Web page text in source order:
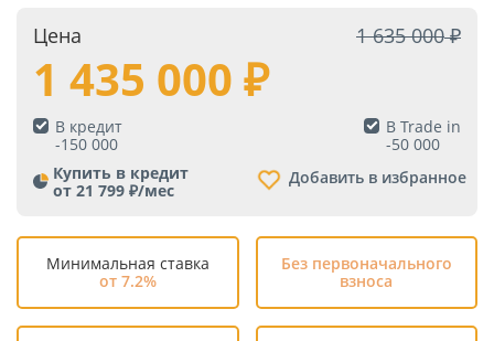
Цена 1 635 000
1 435 000
В кредит
-150 000
В Trade in
-50 000
Купить в кредит
от 21 799 ₽/мес
Добавить в избранное
Минимальная ставка
от 7.2%
Без первоначального
взноса